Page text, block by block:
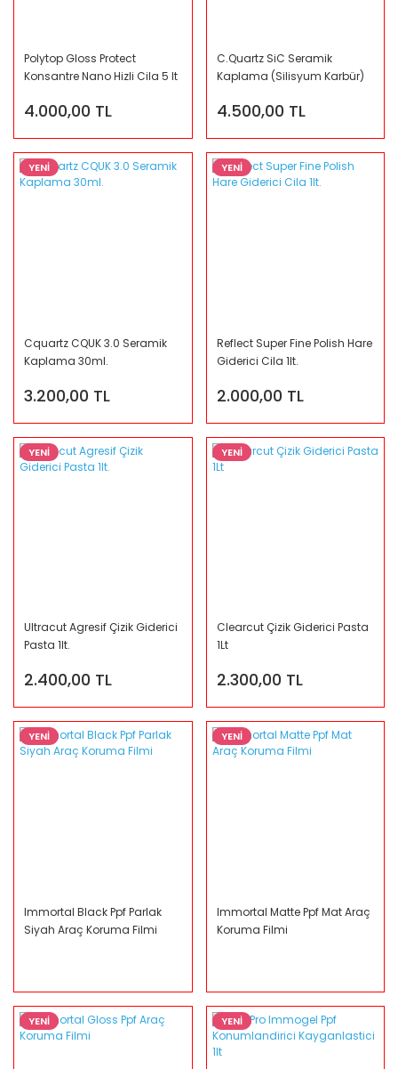
Polytop Gloss Protect
Konsantre Nano Hizli Cila 5 lt
4.000,00 TL
C.Quartz SiC Seramik
Kaplama (Silisyum Karbür)
4.500,00 TL
YENİ
Cquartz CQUK 3.0 Seramik
Kaplama 30ml.
3.200,00 TL
YENİ
Reflect Super Fine Polish Hare
Giderici Cila 1lt.
2.000,00 TL
YENİ
Ultracut Agresif Çizik Giderici
Pasta 1lt.
2.400,00 TL
YENİ
Clearcut Çizik Giderici Pasta
1Lt
2.300,00 TL
YENİ
Immortal Black Ppf Parlak
Siyah Araç Koruma Filmi
YENİ
Immortal Matte Ppf Mat Araç
Koruma Filmi
YENİ YENİ